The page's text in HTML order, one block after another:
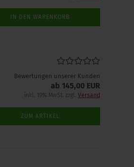
IN DEN WARENKORB
Bewertungen unserer Kunden
ab 145,00 EUR
inkl. 19% MwSt. zzgl. Versand
ZUM ARTIKEL